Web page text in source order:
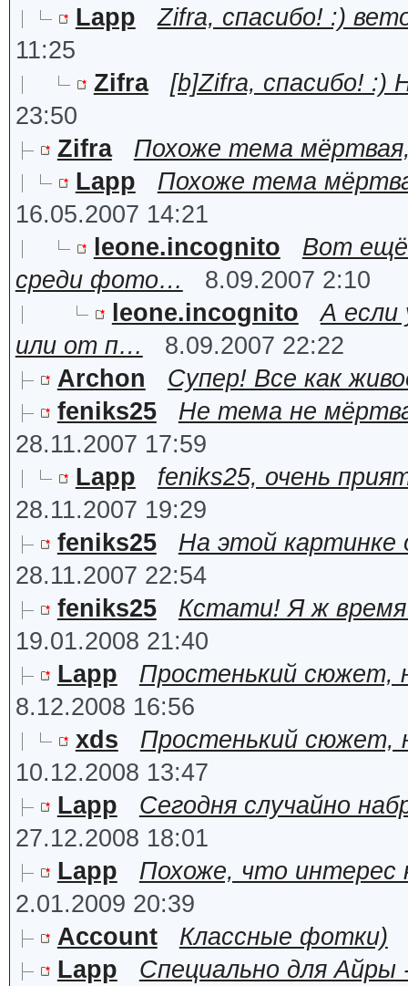
Lapp
Zifra, спасибо! :)
11:25
Zifra
[b]Zifra, спасибо! :)
23:50
Zifra
Похоже тема
Lapp
Похоже тема
16.05.2007 14:21
leone.incognito
Вот ещё
среди фото…
8.09.2007 2:10
leone.incognito
А если
или от п…
8.09.2007 22:22
Archon
Супер! Все как
feniks25
Не тема не
28.11.2007 17:59
Lapp
feniks25, очень
28.11.2007 19:29
feniks25
На этой картинке
28.11.2007 22:54
feniks25
Кстати! Я ж
19.01.2008 21:40
Lapp
Простенький сюжет,
8.12.2008 16:56
xds
Простенький сюжет,
10.12.2008 13:47
Lapp
Сегодня случайно
27.12.2008 18:01
Lapp
Похоже, что
2.01.2009 20:39
Account
Классные фотки)
Lapp
Специально для